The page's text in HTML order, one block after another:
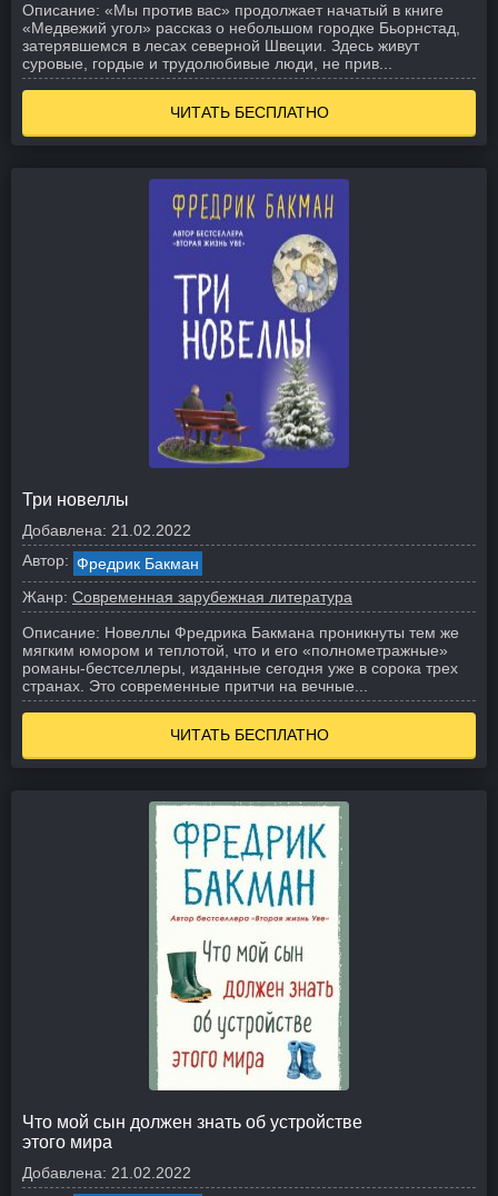
Описание: «Мы против вас» продолжает начатый в книге
«Медвежий угол» рассказ о небольшом городке Бьорнстад,
затерявшемся в лесах северной Швеции. Здесь живут
суровые, гордые и трудолюбивые люди, не прив...
ЧИТАТЬ БЕСПЛАТНО
Три новеллы
Добавлена: 21.02.2022
Автор: Фредрик Бакман
Жанр: Современная зарубежная литература
Описание: Новеллы Фредрика Бакмана проникнуты тем же
мягким юмором и теплотой, что и его «полнометражные»
романы-бестселлеры, изданные сегодня уже в сорока трех
странах. Это современные притчи на вечные...
ЧИТАТЬ БЕСПЛАТНО
Что мой сын должен знать об устройстве
этого мира
Добавлена: 21.02.2022